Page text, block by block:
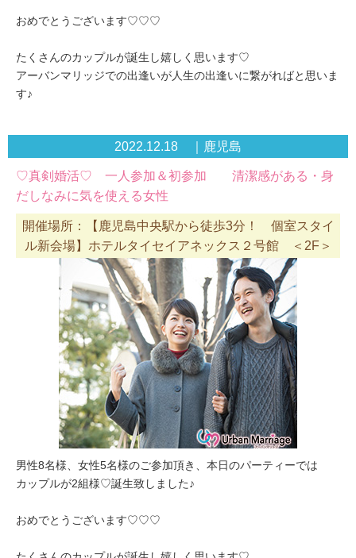
おめでとうございます♡♡♡
たくさんのカップルが誕生し嬉しく思います♡
アーバンマリッジでの出逢いが人生の出逢いに繋がればと思いま
す♪
2022.12.18 ｜鹿児島
♡真剣婚活♡ 一人参加＆初参加 清潔感がある・身
だしなみに気を使える女性
開催場所：【鹿児島中央駅から徒歩3分！ 個室スタイ
ル新会場】ホテルタイセイアネックス２号館 ＜2F＞
男性8名様、女性5名様のご参加頂き、本日のパーティーでは
カップルが2組様♡誕生致しました♪
おめでとうございます♡♡♡